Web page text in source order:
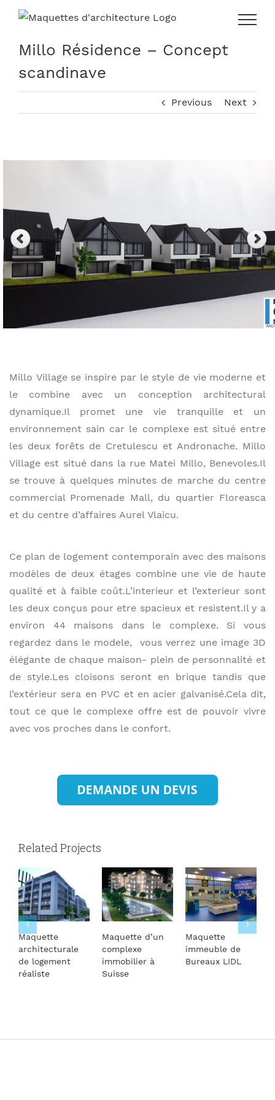
Skip
contentMillo Résidence – Concept
scandinave
Previous Next
Millo Village se inspire par le style de vie moderne et
le combine avec un conception architectural
dynamique.Il promet une vie tranquille et un
environnement sain car le complexe est situé entre
les deux forêts de Cretulescu et Andronache. Millo
Village est situé dans la rue Matei Millo, Benevoles.Il
se trouve à quelques minutes de marche du centre
commercial Promenade Mall, du quartier Floreasca
et du centre d’affaires Aurel Vlaicu.
Ce plan de logement contemporain avec des maisons
modèles de deux étages combine une vie de haute
qualité et à faible coût.L’interieur et l’exterieur sont
les deux conçus pour etre spacieux et resistent.Il y a
environ 44 maisons dans le complexe. Si vous
regardez dans le modele, vous verrez une image 3D
élégante de chaque maison- plein de personnalité et
de style.Les cloisons seront en brique tandis que
l’extérieur sera en PVC et en acier galvanisé.Cela dit,
tout ce que le complexe offre est de pouvoir vivre
avec vos proches dans le confort.
Related Projects
Maquette
architecturale
de logement
réaliste
Maquette d’un
complexe
immobilier à
Suisse
Maquette
immeuble de
Bureaux LIDL